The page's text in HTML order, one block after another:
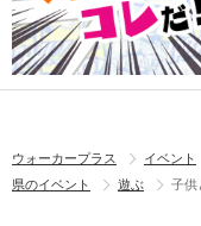
ウォーカープラス イベント
県のイベント
遊ぶ 子供